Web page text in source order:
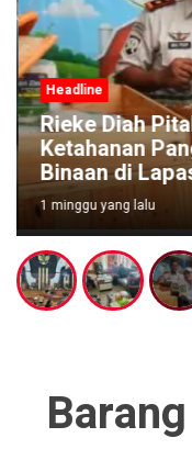
Headline
Rieke Diah
Ketahanan
Binaan di
1 minggu yang lalu